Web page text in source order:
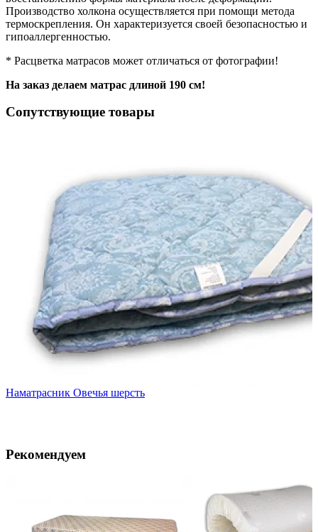
Производство холкона осуществляется при помощи метода
термоскрепления. Он характеризуется своей безопасностью и
гипоаллергенностью.
* Расцветка матрасов может отличаться от фотографии!
На заказ делаем матрас длиной 190 см!
Сопутствующие товары
Наматрасник Овечья шерсть
Рекомендуем